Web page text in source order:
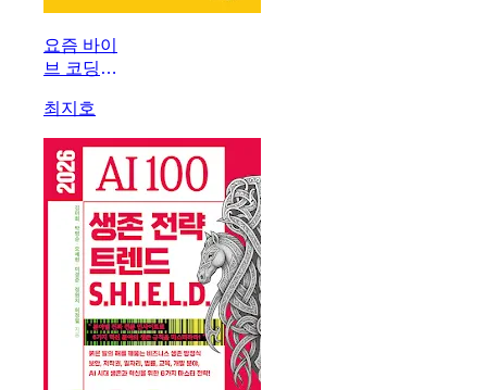
요즘 바이
브 코딩
드 완벽
가이드
최지호